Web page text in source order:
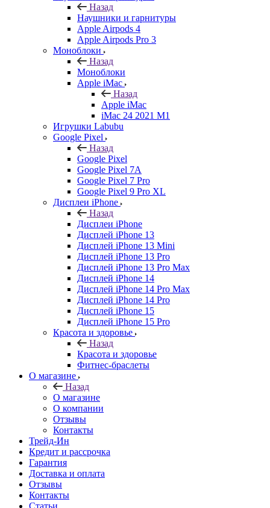
Назад
Наушники и гарнитуры
Apple Airpods 4
Apple Airpods Pro 3
Моноблоки
Назад
Моноблоки
Apple iMac
Назад
Apple iMac
iMac 24 2021 M1
Игрушки Labubu
Google Pixel
Назад
Google Pixel
Google Pixel 7А
Google Pixel 7 Pro
Google Pixel 9 Pro XL
Дисплеи iPhone
Назад
Дисплеи iPhone
Дисплей iPhone 13
Дисплей iPhone 13 Mini
Дисплей iPhone 13 Pro
Дисплей iPhone 13 Pro Max
Дисплей iPhone 14
Дисплей iPhone 14 Pro Max
Дисплей iPhone 14 Pro
Дисплей iPhone 15
Дисплей iPhone 15 Pro
Красота и здоровье
Назад
Красота и здоровье
Фитнес-браслеты
О магазине
Назад
О магазине
О компании
Отзывы
Контакты
Трейд-Ин
Кредит и рассрочка
Гарантия
Доставка и оплата
Отзывы
Контакты
Статьи